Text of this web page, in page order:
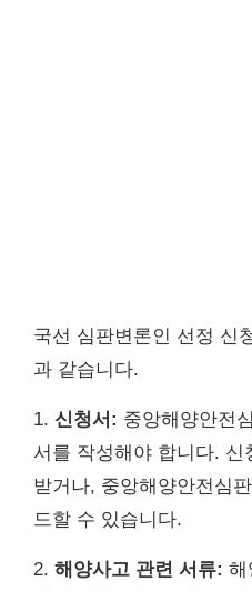
국선 심판변론인 선정 신
과 같습니다.
1. 신청서: 중앙해양안전
서를 작성해야 합니다. 신
받거나, 중앙해양안전심
드할 수 있습니다.
2. 해양사고 관련 서류: 해